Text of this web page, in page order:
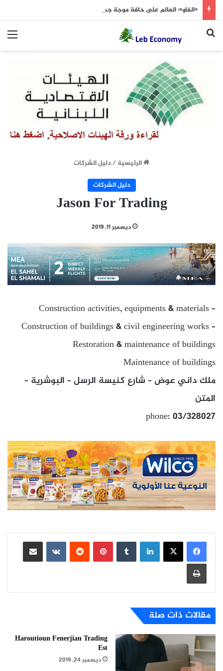
«الفاو»: العالم على حافة موجة جديدة من ارتفاع أسعار الغذاء
بحث عن
الرئيسية/دليل الشركات
دليل الشركات
Jason For Trading
ديسمبر 11, 2019
Construction activities, equipments & materials –
Construction of buildings & civil engineering works –
Restoration & maintenance of buildings
Maintenance of buildings
ملك داني عوض – شارع كنيسة الرسل – البوشرية –
المتن
phone: 03/328027
لينكدإن بينتيريست
مشاركة عبر البريد
طباعة
مقالات ذات صلة
Haroutioun Fenerjian Trading
Est
ديسمبر 24, 2019